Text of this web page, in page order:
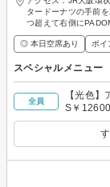
タードーナツの手前
つ超えて右側に
◎ 本日空席あり ポイ
スペシャルメニュー
全員
【光色
S￥12600